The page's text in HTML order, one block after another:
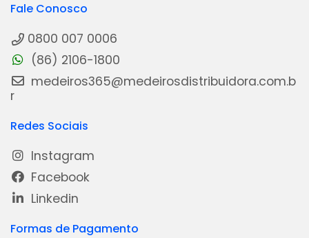
Fale Conosco
0800 007 0006
(86) 2106-1800
medeiros365@medeirosdistribuidora.com.b
r
Redes Sociais
Instagram
Facebook
Linkedin
Formas de Pagamento